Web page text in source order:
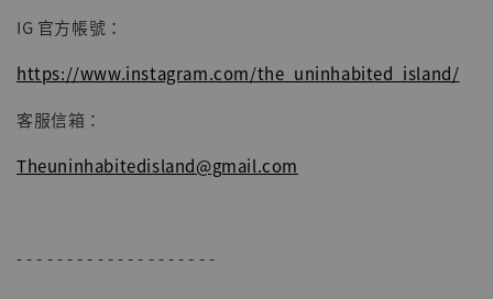
IG 官方帳號：
https://www.instagram.com/the_uninhabited_island/
客服信箱：
Theuninhabitedisland@gmail.com
- - - - - - - - - - - - - - - - - - - -